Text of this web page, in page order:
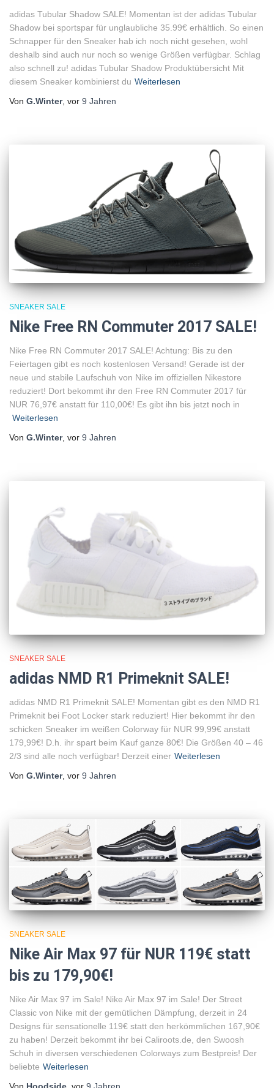
adidas Tubular Shadow SALE! Momentan ist der adidas Tubular
Shadow bei sportspar für unglaubliche 35.99€ erhältlich. So einen
Schnapper für den Sneaker hab ich noch nicht gesehen, wohl
deshalb sind auch nur noch so wenige Größen verfügbar. Schlag
also schnell zu! adidas Tubular Shadow Produktübersicht Mit
diesem Sneaker kombinierst du Weiterlesen
Von G.Winter, vor 9 Jahren
SNEAKER SALE
Nike Free RN Commuter 2017 SALE!
Nike Free RN Commuter 2017 SALE! Achtung: Bis zu den
Feiertagen gibt es noch kostenlosen Versand! Gerade ist der
neue und stabile Laufschuh von Nike im offiziellen Nikestore
reduziert! Dort bekommt ihr den Free RN Commuter 2017 für
NUR 76,97€ anstatt für 110,00€! Es gibt ihn bis jetzt noch in
Weiterlesen
Von G.Winter, vor 9 Jahren
SNEAKER SALE
adidas NMD R1 Primeknit SALE!
adidas NMD R1 Primeknit SALE! Momentan gibt es den NMD R1
Primeknit bei Foot Locker stark reduziert! Hier bekommt ihr den
schicken Sneaker im weißen Colorway für NUR 99,99€ anstatt
179,99€! D.h. ihr spart beim Kauf ganze 80€! Die Größen 40 – 46
2/3 sind alle noch verfügbar! Derzeit einer Weiterlesen
Von G.Winter, vor 9 Jahren
SNEAKER SALE
Nike Air Max 97 für NUR 119€ statt
bis zu 179,90€!
Nike Air Max 97 im Sale! Nike Air Max 97 im Sale! Der Street
Classic von Nike mit der gemütlichen Dämpfung, derzeit in 24
Designs für sensationelle 119€ statt den herkömmlichen 167,90€
zu haben! Derzeit bekommt ihr bei Caliroots.de, den Swoosh
Schuh in diversen verschiedenen Colorways zum Bestpreis! Der
beliebte Weiterlesen